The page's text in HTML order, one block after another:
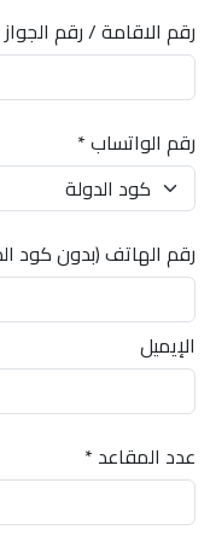
رقم الاقامة / رقم
رقم الواتساب *
رقم الهاتف (بدون كود
الإيميل
عدد المقاعد *